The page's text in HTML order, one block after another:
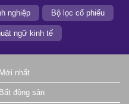
nghiệp Bộ lọc cổ phiếu
ngữ kinh tế
Mới nhất
Bất động sản